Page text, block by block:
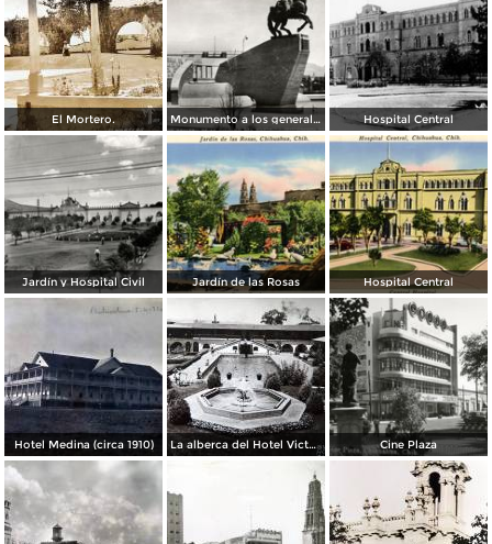
El Mortero. Monumento a los generales de la División del Norte Hospital Central
Jardín y Hospital Civil Jardín de las Rosas Hospital Central
Hotel Medina (circa 1910) La alberca del Hotel Victoria. Cine Plaza